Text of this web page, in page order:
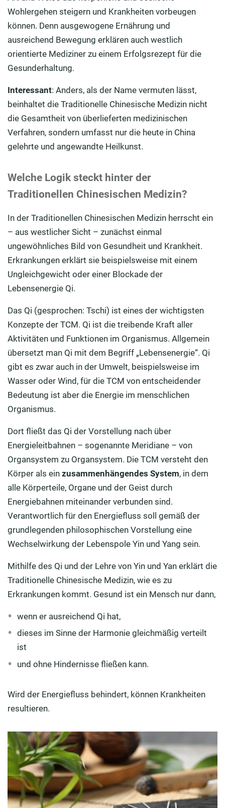
Wohlergehen steigern und Krankheiten vorbeugen
können. Denn ausgewogene Ernährung und
ausreichend Bewegung erklären auch westlich
orientierte Mediziner zu einem Erfolgsrezept für die
Gesunderhaltung.
Interessant: Anders, als der Name vermuten lässt,
beinhaltet die Traditionelle Chinesische Medizin nicht
die Gesamtheit von überlieferten medizinischen
Verfahren, sondern umfasst nur die heute in China
gelehrte und angewandte Heilkunst.
Welche Logik steckt hinter der
Traditionellen Chinesischen Medizin?
In der Traditionellen Chinesischen Medizin herrscht ein
– aus westlicher Sicht – zunächst einmal
ungewöhnliches Bild von Gesundheit und Krankheit.
Erkrankungen erklärt sie beispielsweise mit einem
Ungleichgewicht oder einer Blockade der
Lebensenergie Qi.
Das Qi (gesprochen: Tschi) ist eines der wichtigsten
Konzepte der TCM. Qi ist die treibende Kraft aller
Aktivitäten und Funktionen im Organismus. Allgemein
übersetzt man Qi mit dem Begriff „Lebensenergie“. Qi
gibt es zwar auch in der Umwelt, beispielsweise im
Wasser oder Wind, für die TCM von entscheidender
Bedeutung ist aber die Energie im menschlichen
Organismus.
Dort fließt das Qi der Vorstellung nach über
Energieleitbahnen – sogenannte Meridiane – von
Organsystem zu Organsystem. Die TCM versteht den
Körper als ein zusammenhängendes System, in dem
alle Körperteile, Organe und der Geist durch
Energiebahnen miteinander verbunden sind.
Verantwortlich für den Energiefluss soll gemäß der
grundlegenden philosophischen Vorstellung eine
Wechselwirkung der Lebenspole Yin und Yang sein.
Mithilfe des Qi und der Lehre von Yin und Yan erklärt die
Traditionelle Chinesische Medizin, wie es zu
Erkrankungen kommt. Gesund ist ein Mensch nur dann,
wenn er ausreichend Qi hat,
dieses im Sinne der Harmonie gleichmäßig verteilt
ist
und ohne Hindernisse fließen kann.
Wird der Energiefluss behindert, können Krankheiten
resultieren.